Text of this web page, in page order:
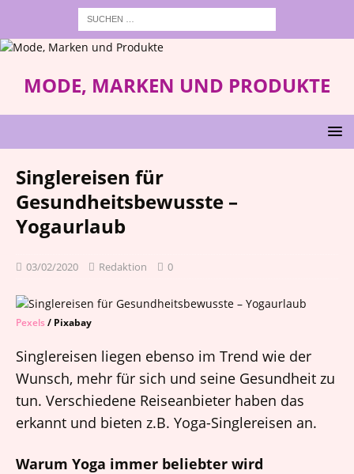
MODE, MARKEN UND PRODUKTE
Singlereisen für
Gesundheitsbewusste –
Yogaurlaub
03/02/2020 Redaktion 0
Pexels/ Pixabay
Singlereisen liegen ebenso im Trend wie der
Wunsch, mehr für sich und seine Gesundheit zu
tun. Verschiedene Reiseanbieter haben das
erkannt und bieten z.B. Yoga-Singlereisen an.
Warum Yoga immer beliebter wird